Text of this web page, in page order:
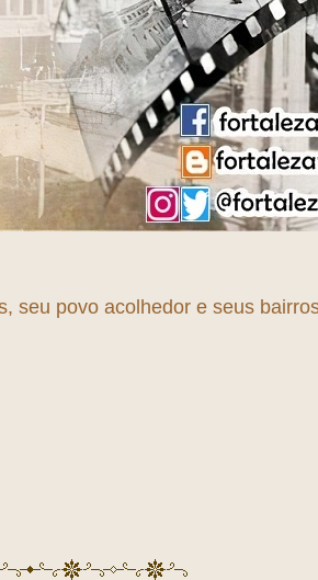
seu povo acolhedor e seus